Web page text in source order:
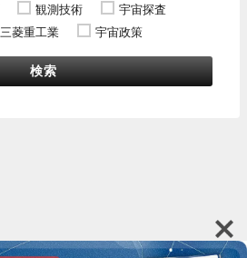
観測技術
宇宙探査
三菱重工業 宇宙政策
検索